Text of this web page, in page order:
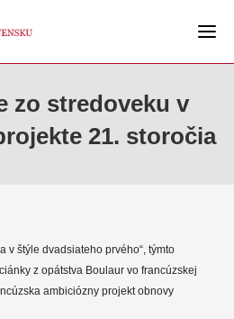
zo stredoveku v
21. storočia
v štýle dvadsiateho prvého“, týmto
z opátstva Boulaur vo francúzskej
ambiciózny projekt obnovy